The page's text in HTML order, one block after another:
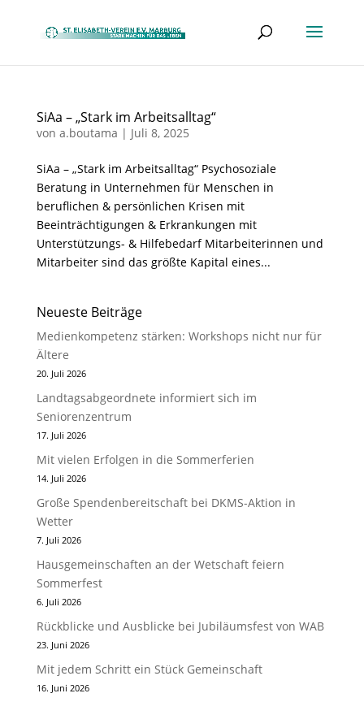
SiAa – „Stark im Arbeitsalltag“
von a.boutama | Juli 8, 2025
SiAa – „Stark im Arbeitsalltag“ Psychosoziale
Beratung in Unternehmen für Menschen in
beruflichen & persönlichen Krisen mit
Beeinträchtigungen & Erkrankungen mit
Unterstützungs- & Hilfebedarf Mitarbeiterinnen und
Mitarbeiter sind das größte Kapital eines...
Neueste Beiträge
Medienkompetenz stärken: Workshops nicht nur für
Ältere
20. Juli 2026
Landtagsabgeordnete informiert sich im
Seniorenzentrum
17. Juli 2026
Mit vielen Erfolgen in die Sommerferien
14. Juli 2026
Große Spendenbereitschaft bei DKMS-Aktion in
Wetter
7. Juli 2026
Hausgemeinschaften an der Wetschaft feiern
Sommerfest
6. Juli 2026
Rückblicke und Ausblicke bei Jubiläumsfest von WAB
23. Juni 2026
Mit jedem Schritt ein Stück Gemeinschaft
16. Juni 2026